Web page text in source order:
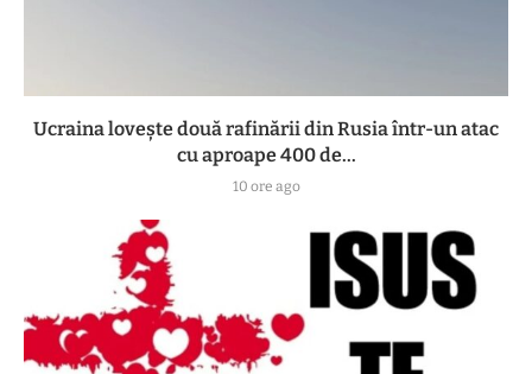
Ucraina lovește două rafinării din Rusia într-un atac
cu aproape 400 de...
10 ore ago